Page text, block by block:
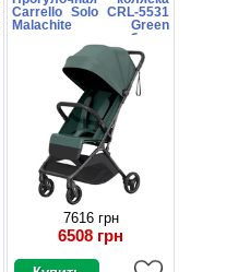
Carrello Solo CRL-5531
Malachite Green
зеленая с глубоким
капюшоном
7616 грн
6508 грн